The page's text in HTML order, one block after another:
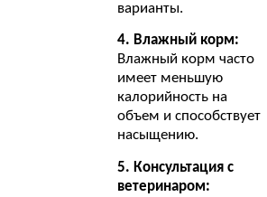
варианты.
4. Влажный корм:
Влажный корм часто
имеет меньшую
калорийность на
объем и способствует
насыщению.
5. Консультация с
ветеринаром: